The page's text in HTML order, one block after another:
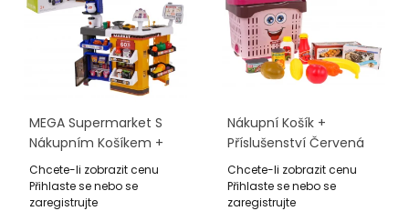
MEGA Supermarket S
Nákupním Košíkem +
Příslušenstvím
Chcete-li zobrazit cenu
Přihlaste se nebo se
zaregistrujte
Nákupní Košík +
Příslušenství Červená
Chcete-li zobrazit cenu
Přihlaste se nebo se
zaregistrujte